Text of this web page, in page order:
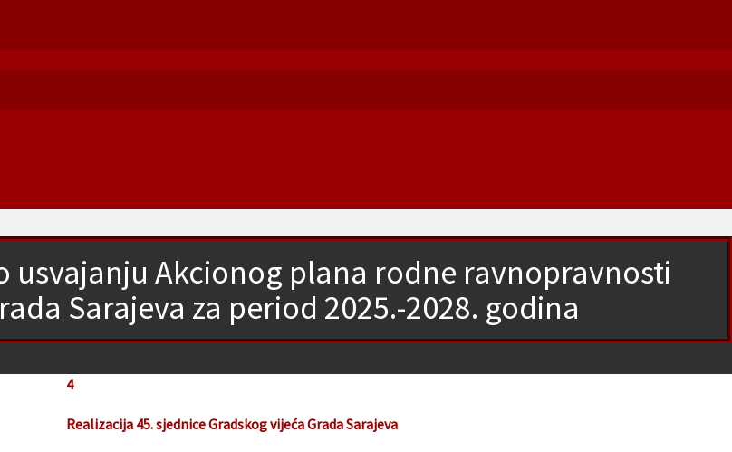
usvajanju Akcionog plana rodne ravnopravnosti
Sarajeva za period 2025.-2028. godina
4
Realizacija 45. sjednice Gradskog vijeća Grada Sarajeva